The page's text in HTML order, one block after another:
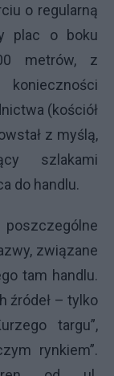
o regularną
plac o boku
metrów, z
(kościół
z myślą,
szlakami
do handlu.
związane
tam handlu.
źródeł – tylko
targu”,
rynkiem”.